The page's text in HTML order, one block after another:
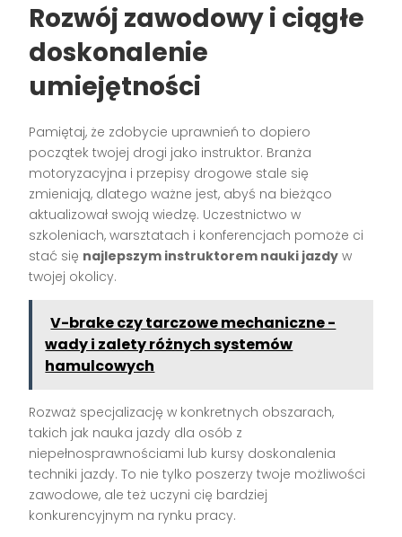
Rozwój zawodowy i ciągłe
doskonalenie
umiejętności
Pamiętaj, że zdobycie uprawnień to dopiero
początek twojej drogi jako instruktor. Branża
motoryzacyjna i przepisy drogowe stale się
zmieniają, dlatego ważne jest, abyś na bieżąco
aktualizował swoją wiedzę. Uczestnictwo w
szkoleniach, warsztatach i konferencjach pomoże ci
stać się najlepszym instruktorem nauki jazdy w
twojej okolicy.
V-brake czy tarczowe mechaniczne -
wady i zalety różnych systemów
hamulcowych
Rozważ specjalizację w konkretnych obszarach,
takich jak nauka jazdy dla osób z
niepełnosprawnościami lub kursy doskonalenia
techniki jazdy. To nie tylko poszerzy twoje możliwości
zawodowe, ale też uczyni cię bardziej
konkurencyjnym na rynku pracy.